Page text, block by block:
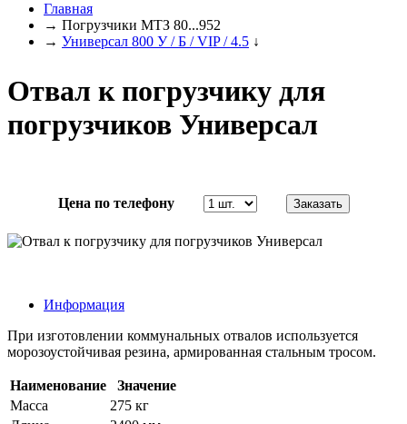
Главная
→ Погрузчики МТЗ 80...952
→ Универсал 800 У / Б / VIP / 4.5 ↓
Отвал к погрузчику для
погрузчиков Универсал
Цена по телефону
Информация
При изготовлении коммунальных отвалов используется
морозоустойчивая резина, армированная стальным тросом.
Наименование
Значение
Масса
275 кг